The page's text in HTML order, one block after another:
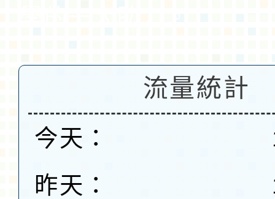
流量統計
今天：
昨天：